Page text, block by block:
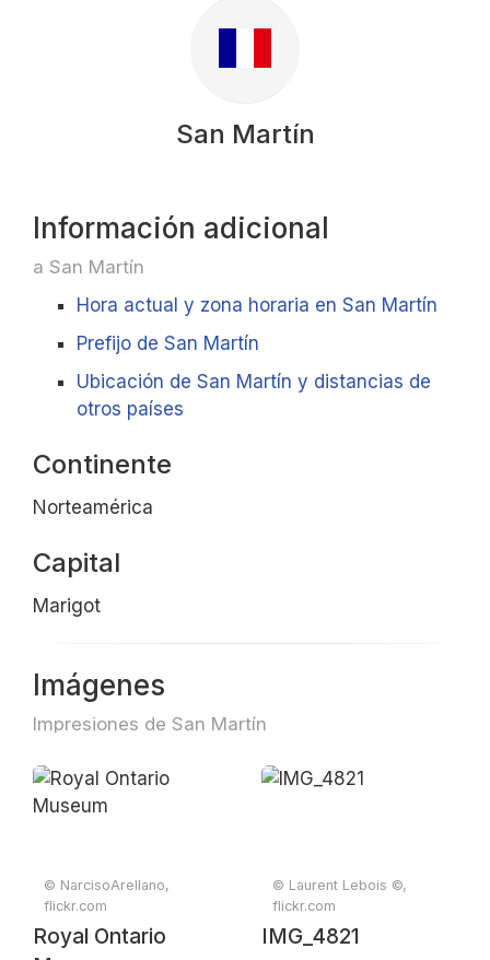
San Martín
Información adicional
a San Martín
Hora actual y zona horaria en San Martín
Prefijo de San Martín
Ubicación de San Martín y distancias de
otros países
Continente
Norteamérica
Capital
Marigot
Imágenes
Impresiones de San Martín
© NarcisoArellano,
flickr.com
Royal Ontario
© Laurent Lebois ©,
flickr.com
IMG_4821